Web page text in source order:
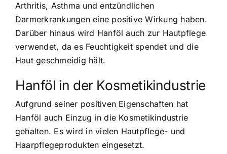
Arthritis, Asthma und entzündlichen
Darmerkrankungen eine positive Wirkung haben.
Darüber hinaus wird Hanföl auch zur Hautpflege
verwendet, da es Feuchtigkeit spendet und die
Haut geschmeidig hält.
Hanföl in der Kosmetikindustrie
Aufgrund seiner positiven Eigenschaften hat
Hanföl auch Einzug in die Kosmetikindustrie
gehalten. Es wird in vielen Hautpflege- und
Haarpflegeprodukten eingesetzt.